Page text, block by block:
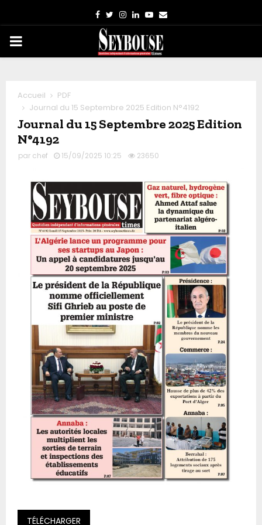
Facebook
TwitterInstagram
LinkedinYoutube
Email
PRIMARY
Accueil
PDF
Journal du 15 Septembre 2025 Edition N°4192
Journal du 15 Septembre 2025 Edition
N°4192
par chef 15/09/2025 10:25 23650
TÉLÉCHARGER